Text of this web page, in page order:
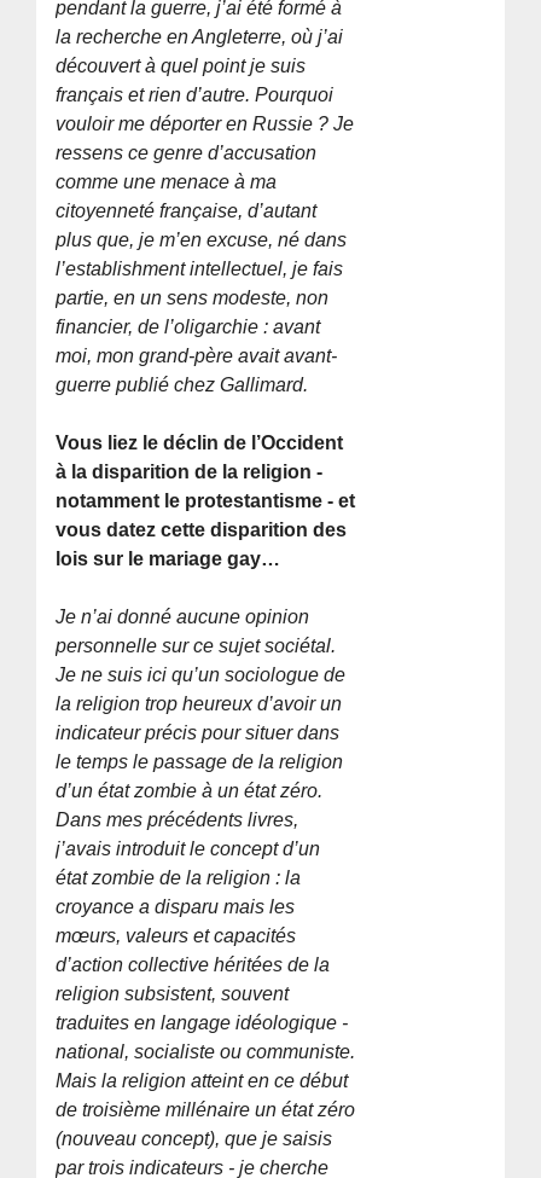
pendant la guerre, j’ai été formé à
la recherche en Angleterre, où j’ai
découvert à quel point je suis
français et rien d’autre. Pourquoi
vouloir me déporter en Russie ? Je
ressens ce genre d’accusation
comme une menace à ma
citoyenneté française, d’autant
plus que, je m’en excuse, né dans
l’establishment intellectuel, je fais
partie, en un sens modeste, non
financier, de l’oligarchie : avant
moi, mon grand-père avait avant-
guerre publié chez Gallimard.
Vous liez le déclin de l’Occident
à la disparition de la religion -
notamment le protestantisme - et
vous datez cette disparition des
lois sur le mariage gay…
Je n’ai donné aucune opinion
personnelle sur ce sujet sociétal.
Je ne suis ici qu’un sociologue de
la religion trop heureux d’avoir un
indicateur précis pour situer dans
le temps le passage de la religion
d’un état zombie à un état zéro.
Dans mes précédents livres,
j’avais introduit le concept d’un
état zombie de la religion : la
croyance a disparu mais les
mœurs, valeurs et capacités
d’action collective héritées de la
religion subsistent, souvent
traduites en langage idéologique -
national, socialiste ou communiste.
Mais la religion atteint en ce début
de troisième millénaire un état zéro
(nouveau concept), que je saisis
par trois indicateurs - je cherche